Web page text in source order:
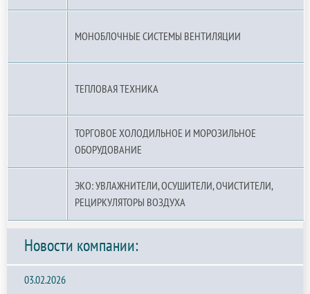
МОНОБЛОЧНЫЕ СИСТЕМЫ ВЕНТИЛЯЦИИ
ТЕПЛОВАЯ ТЕХНИКА
ТОРГОВОЕ ХОЛОДИЛЬНОЕ И МОРОЗИЛЬНОЕ
ОБОРУДОВАНИЕ
ЭКО: УВЛАЖНИТЕЛИ, ОСУШИТЕЛИ, ОЧИСТИТЕЛИ,
РЕЦИРКУЛЯТОРЫ ВОЗДУХА
Новости компании:
03.02.2026